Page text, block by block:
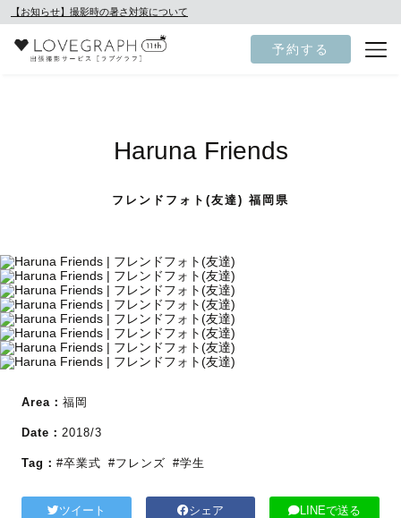
【お知らせ】撮影時の暑さ対策について
予約する
Haruna Friends
フレンドフォト(友達) 福岡県
Area： 福岡
Date： 2018/3
Tag： #卒業式 #フレンズ #学生
ツイート シェア LINEで送る